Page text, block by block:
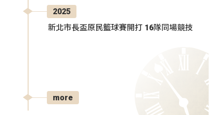
2025
新北市長盃原民籃球賽開打 16隊同場競技
more